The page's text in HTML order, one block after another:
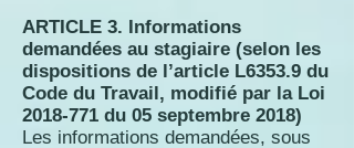
ARTICLE 3. Informations
demandées au stagiaire (selon les
dispositions de l’article L6353.9 du
Code du Travail, modifié par la Loi
2018-771 du 05 septembre 2018)
Les informations demandées, sous